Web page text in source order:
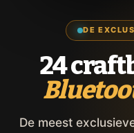
DE
24
De meest